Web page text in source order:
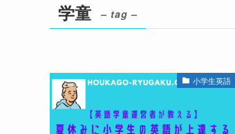
学童 – tag –
小学生英語